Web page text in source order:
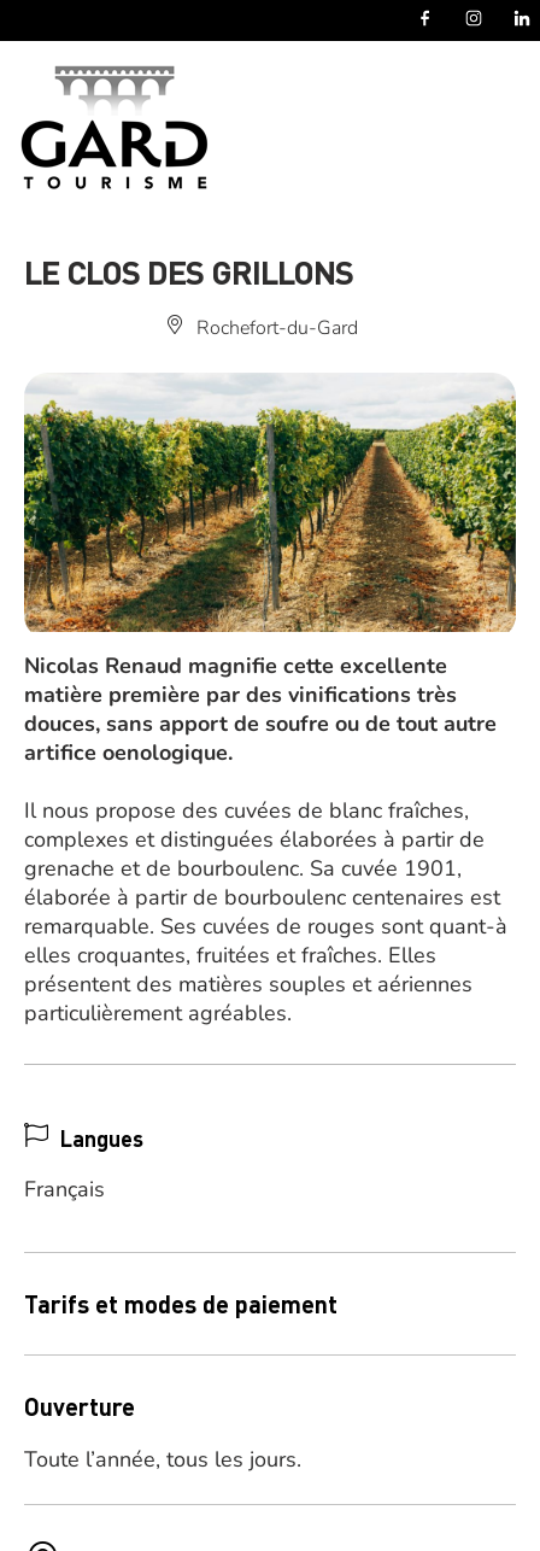
LE CLOS DES GRILLONS
Rochefort-du-Gard
Nicolas Renaud magnifie cette excellente
matière première par des vinifications très
douces, sans apport de soufre ou de tout autre
artifice oenologique.
Il nous propose des cuvées de blanc fraîches,
complexes et distinguées élaborées à partir de
grenache et de bourboulenc. Sa cuvée 1901,
élaborée à partir de bourboulenc centenaires est
remarquable. Ses cuvées de rouges sont quant-à
elles croquantes, fruitées et fraîches. Elles
présentent des matières souples et aériennes
particulièrement agréables.
Langues
Français
Tarifs et modes de paiement
Ouverture
Toute l’année, tous les jours.